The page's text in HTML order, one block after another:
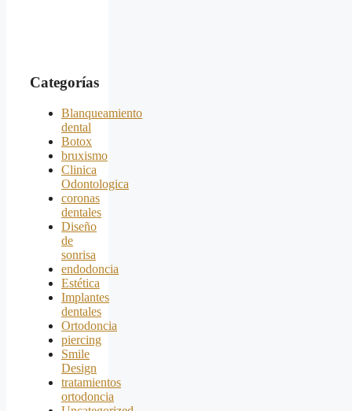
Categorías
Blanqueamiento
dental
Botox
bruxismo
Clinica
Odontologica
coronas
dentales
Diseño
de
sonrisa
endodoncia
Estética
Implantes
dentales
Ortodoncia
piercing
Smile
Design
tratamientos
ortodoncia